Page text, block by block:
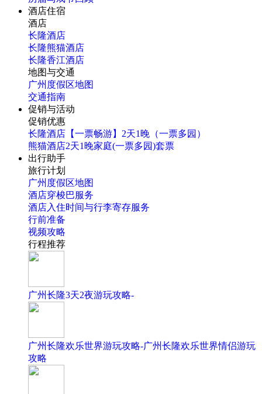
酒店住宿
酒店
长隆酒店
长隆熊猫酒店
长隆香江酒店
地图与交通
广州度假区地图
交通指南
促销与活动
促销优惠
长隆酒店【一票畅游】2天1晚（一票多园）
熊猫酒店2天1晚家庭(一票多园)套票
出行助手
旅行计划
广州度假区地图
酒店穿梭巴服务
酒店入住时间与行李寄存服务
行前准备
视频攻略
行程推荐
广州长隆3天2夜游玩攻略-
广州长隆欢乐世界游玩攻略-广州长隆欢乐世界情侣游玩
攻略